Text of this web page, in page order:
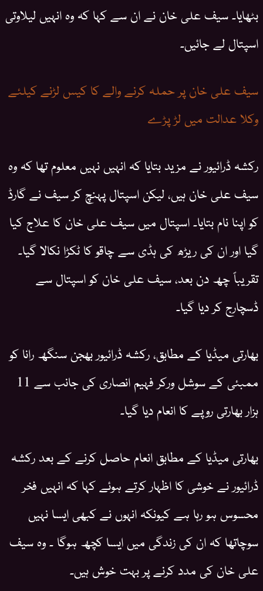
بٹھایا۔ سیف علی خان نے ان سے کہا کہ وہ انہیں لیلاوتی
اسپتال لے جائیں۔
سیف علی خان پر حملہ کرنے والے کا کیس لڑنے کیلئے
وکلا عدالت میں لڑ پڑے
رکشہ ڈرائیور نے مزید بتایا کہ انہیں نہیں معلوم تھا کہ وہ
سیف علی خان ہیں، لیکن اسپتال پہنچ کر سیف نے گارڈ
کو اپنا نام بتایا۔ اسپتال میں سیف علی خان کا علاج کیا
گیا اور ان کی ریڑھ کی ہڈی سے چاقو کا ٹکڑا نکالا گیا۔
تقریباً چھ دن بعد، سیف علی خان کو اسپتال سے
ڈسچارج کر دیا گیا۔
بھارتی میڈیا کے مطابق، رکشہ ڈرائیور بھجن سنگھ رانا کو
ممبئی کے سوشل ورکر فہیم انصاری کی جانب سے 11
ہزار بھارتی روپے کا انعام دیا گیا۔
بھارتی میڈیا کے مطابق انعام حاصل کرنے کے بعد رکشہ
ڈرائیور نے خوشی کا اظہار کرتے ہوئے کہا کہ انہیں فخر
محسوس ہو رہا ہے کیونکہ انہوں نے کبھی ایسا نہیں
سوچاتھا کہ ان کی زندگی میں ایسا کچھ ہوگا ۔ وہ سیف
علی خان کی مدد کرنے پر بہت خوش ہیں۔